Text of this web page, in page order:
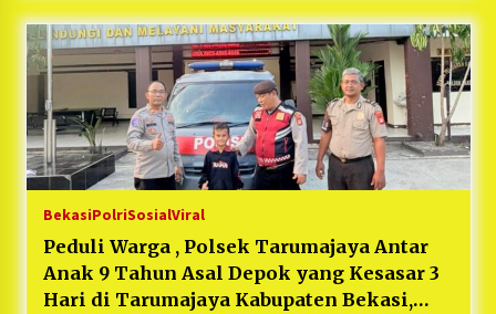
BekasiPolriSosialViral
Peduli Warga , Polsek Tarumajaya Antar
Anak 9 Tahun Asal Depok yang Kesasar 3
Hari di Tarumajaya Kabupaten Bekasi,